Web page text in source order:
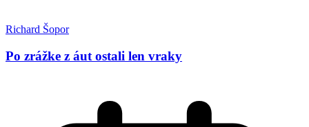
Richard Šopor
Po zrážke z áut ostali len vraky